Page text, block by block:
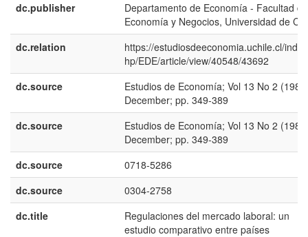
dc.publisher
Departamento de Economía - Facultad de
Economía y Negocios, Universidad de
dc.relation
https://estudiosdeeconomia.uchile.cl/
hp/EDE/article/view/40548/43692
dc.source
Estudios de Economía; Vol 13 No 2
December; pp. 349-389
dc.source
Estudios de Economía; Vol 13 No 2
December; pp. 349-389
dc.source
0718-5286
dc.source
0304-2758
dc.title
Regulaciones del mercado laboral: un
estudio comparativo entre países